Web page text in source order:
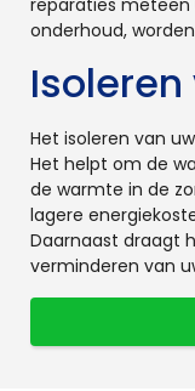
onderhoud,
Het isoleren van
Het helpt om de
de warmte in de
lagere
Daarnaast draagt
verminderen van